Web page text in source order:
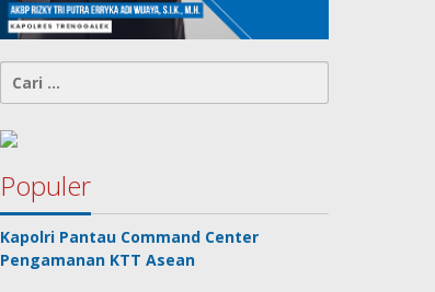
untuk:
Populer
Kapolri Pantau Command Center
Pengamanan KTT Asean